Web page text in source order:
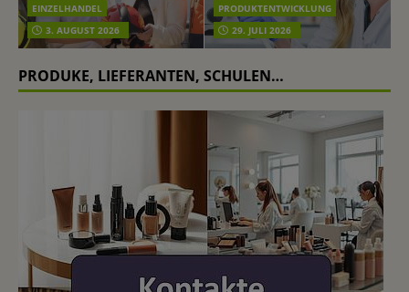
EINZELHANDEL
3. AUGUST 2026
PRODUKTENTWICKLUNG
29. JULI 2026
PRODUKE, LIEFERANTEN, SCHULEN…